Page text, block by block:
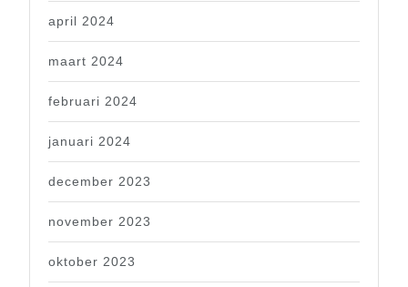
april 2024
maart 2024
februari 2024
januari 2024
december 2023
november 2023
oktober 2023